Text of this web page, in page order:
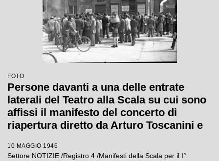
FOTO
Persone davanti a una delle entrate
laterali del Teatro alla Scala su cui sono
affissi il manifesto del concerto di
riapertura diretto da Arturo Toscanini e
10 MAGGIO 1946
Settore NOTIZIE /Registro 4 /Manifesti della Scala per il I°